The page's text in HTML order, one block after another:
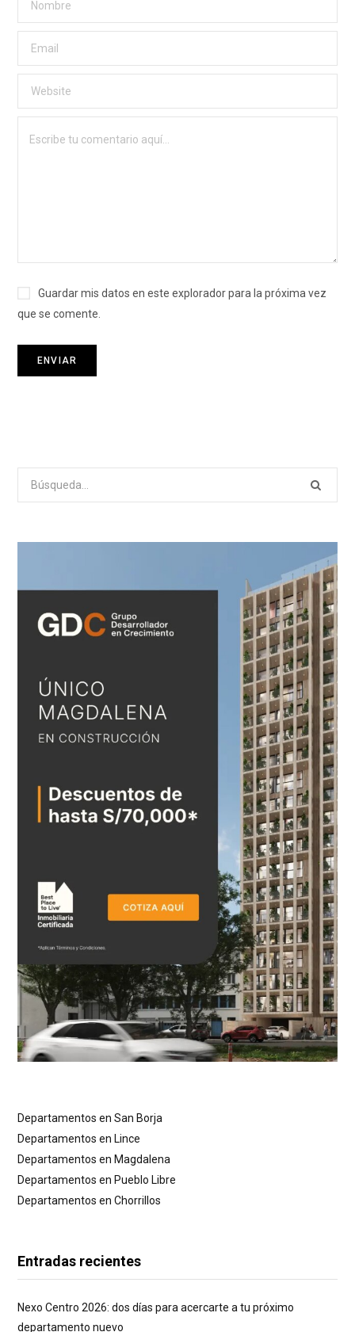
Guardar mis datos en este explorador para la próxima vez
que se comente.
Departamentos en San Borja
Departamentos en Lince
Departamentos en Magdalena
Departamentos en Pueblo Libre
Departamentos en Chorrillos
Entradas recientes
Nexo Centro 2026: dos días para acercarte a tu próximo
departamento nuevo